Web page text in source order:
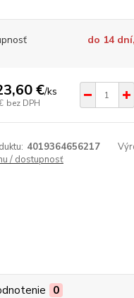
do 14 dní,
€/ks
bez DPH
4019364656217
/ dostupnosť
0